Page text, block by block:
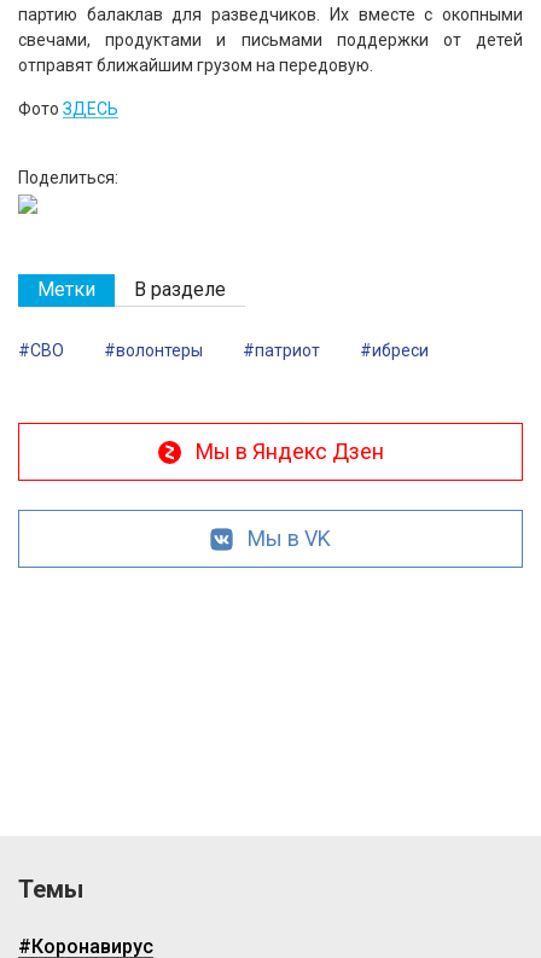
партию балаклав для разведчиков. Их вместе с окопными
свечами, продуктами и письмами поддержки от детей
отправят ближайшим грузом на передовую.
Фото ЗДЕСЬ
Поделиться:
Метки В разделе
#СВО #волонтеры #патриот #ибреси
Мы в Яндекс Дзен
Мы в VK
Темы
#Коронавирус